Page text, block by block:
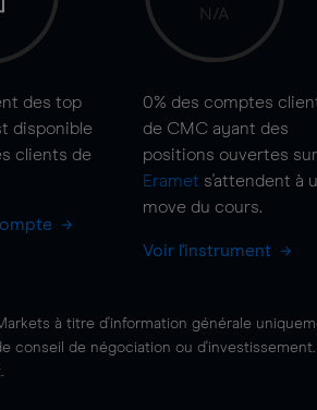
des top
disponible
clients de
N/A
0% des comptes
de CMC ayant des
positions ouvertes sur
Eramet s'attendent à
move du cours.
Voir l'instrument
à titre d'information générale
conseil de négociation ou